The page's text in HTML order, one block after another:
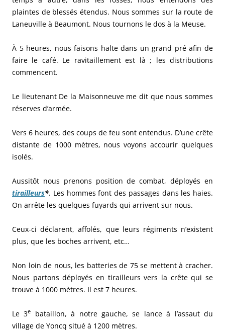
plaintes de blessés étendus. Nous sommes sur la route de
Laneuville à Beaumont. Nous tournons le dos à la Meuse.
À 5 heures, nous faisons halte dans un grand pré afin de
faire le café. Le ravitaillement est là ; les distributions
commencent.
Le lieutenant De la Maisonneuve me dit que nous sommes
réserves d’armée.
Vers 6 heures, des coups de feu sont entendus. D’une crête
distante de 1000 mètres, nous voyons accourir quelques
isolés.
Aussitôt nous prenons position de combat, déployés en
tirailleurs*. Les hommes font des passages dans les haies.
On arrête les quelques fuyards qui arrivent sur nous.
Ceux-ci déclarent, affolés, que leurs régiments n’existent
plus, que les boches arrivent, etc…
Non loin de nous, les batteries de 75 se mettent à cracher.
Nous partons déployés en tirailleurs vers la crête qui se
trouve à 1000 mètres. Il est 7 heures.
Le 3e
bataillon, à notre gauche, se lance à l’assaut du
village de Yoncq situé à 1200 mètres.